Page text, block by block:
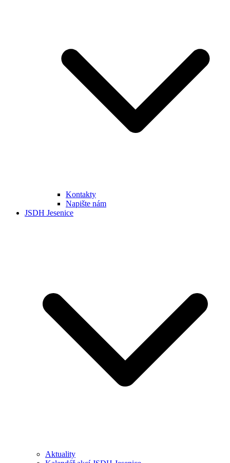
Kontakty
Napište nám
JSDH Jesenice
Aktuality